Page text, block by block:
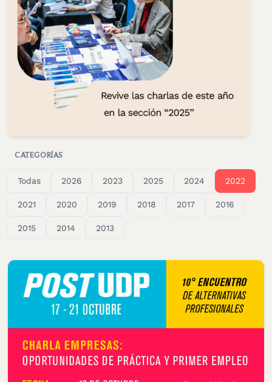
CATEGORÍAS
Todas 2026 2023 2025 2024 2022
2021 2020 2019 2018 2017 2016
2015 2014 2013